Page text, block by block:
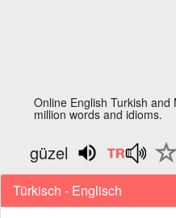
Online English Turkish
million words and idioms.
güzel
Türkisch - Englisch